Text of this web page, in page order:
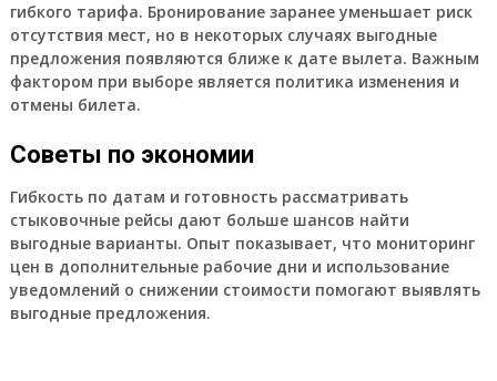
гибкого тарифа. Бронирование заранее уменьшает риск
отсутствия мест, но в некоторых случаях выгодные
предложения появляются ближе к дате вылета. Важным
фактором при выборе является политика изменения и
отмены билета.
Советы по экономии
Гибкость по датам и готовность рассматривать
стыковочные рейсы дают больше шансов найти
выгодные варианты. Опыт показывает, что мониторинг
цен в дополнительные рабочие дни и использование
уведомлений о снижении стоимости помогают выявлять
выгодные предложения.